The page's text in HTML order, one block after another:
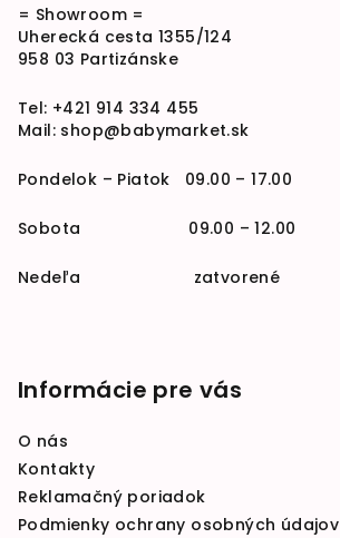
= Showroom =
Uherecká cesta 1355/124
958 03 Partizánske
Tel: +421 914 334 455
Mail: shop@babymarket.sk
Pondelok – Piatok 09.00 – 17.00
Sobota 09.00 – 12.00
Nedeľa zatvorené
Informácie pre vás
O nás
Kontakty
Reklamačný poriadok
Podmienky ochrany osobných údajov